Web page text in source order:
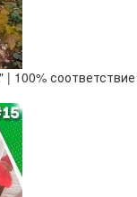
соответствие